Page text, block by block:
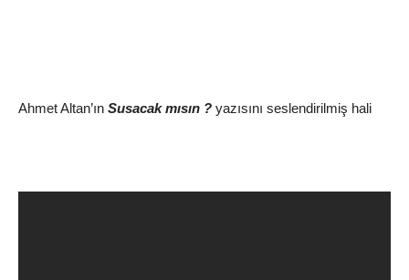
Ahmet Altan’ın Susacak mısın ? yazısını seslendirilmiş hali